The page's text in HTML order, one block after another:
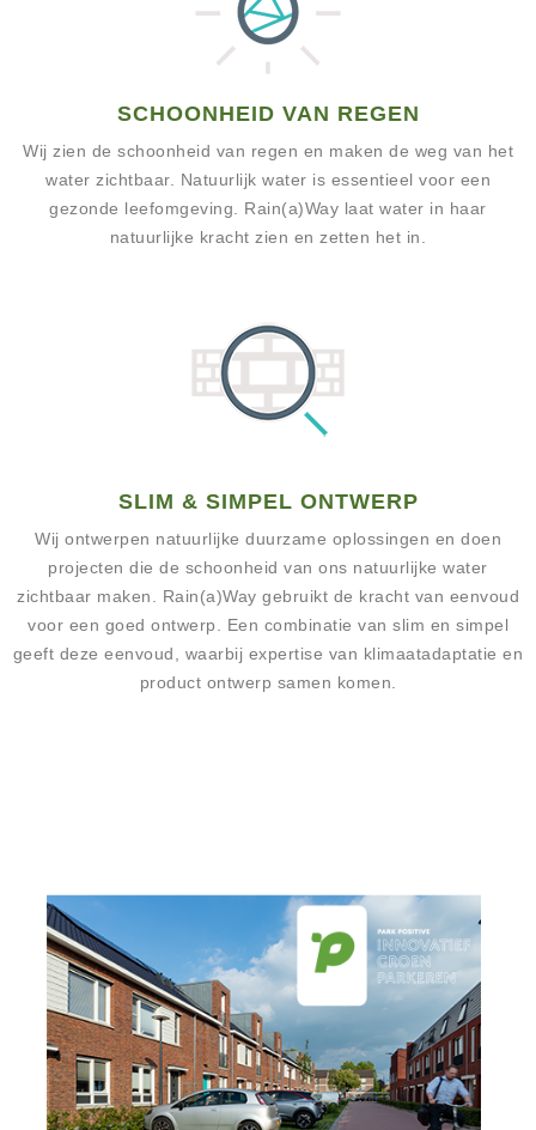
SCHOONHEID VAN REGEN
Wij zien de schoonheid van regen en maken de weg van het
water zichtbaar. Natuurlijk water is essentieel voor een
gezonde leefomgeving. Rain(a)Way laat water in haar
natuurlijke kracht zien en zetten het in.
SLIM & SIMPEL ONTWERP
Wij ontwerpen natuurlijke duurzame oplossingen en doen
projecten die de schoonheid van ons natuurlijke water
zichtbaar maken. Rain(a)Way gebruikt de kracht van eenvoud
voor een goed ontwerp. Een combinatie van slim en simpel
geeft deze eenvoud, waarbij expertise van klimaatadaptatie en
product ontwerp samen komen.